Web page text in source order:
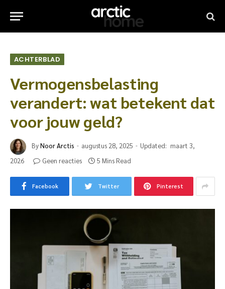
ACHTERBLAD
Vermogensbelasting
verandert: wat betekent dat
voor jouw geld?
ByNoor Arctis augustus 28, 2025 Updated: maart 3,
2026
Geen reacties 5 Mins Read
Facebook Twitter Pinterest